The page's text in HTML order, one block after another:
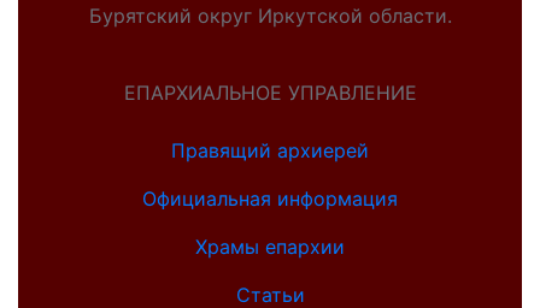
Бурятский округ Иркутской области.
ЕПАРХИАЛЬНОЕ УПРАВЛЕНИЕ
Правящий архиерей
Официальная информация
Храмы епархии
Статьи